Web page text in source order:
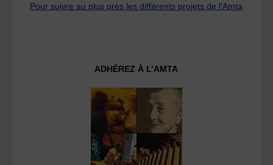
Pour suivre au plus près les différents projets de l’Amta
ADHÉREZ À L’AMTA